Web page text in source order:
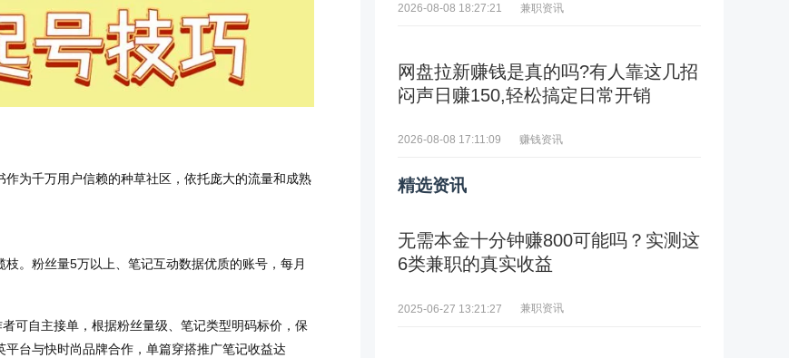
为千万用户信赖的种草社区，依托庞大的流量和成熟
。粉丝量5万以上、笔记互动数据优质的账号，每月
可自主接单，根据粉丝量级、笔记类型明码标价，保
台与快时尚品牌合作，单篇穿搭推广笔记收益达
2026-08-08 18:27:21 兼职资讯
网盘拉新赚钱是真的吗?有人靠这几招
闷声日赚150,轻松搞定日常开销
2026-08-08 17:11:09 赚钱资讯
精选资讯
无需本金十分钟赚800可能吗？实测这
6类兼职的真实收益
2025-06-27 13:21:27 兼职资讯